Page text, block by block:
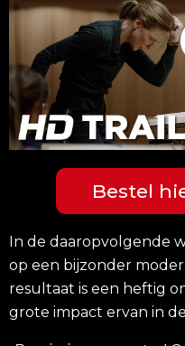
Bestel
In de daaropvolgende
op een bijzonder
resultaat is een heftig
grote impact ervan in